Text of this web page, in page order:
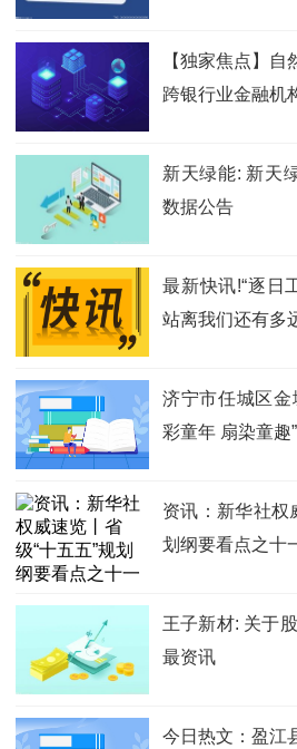
【独家焦点】
跨银行业金融机
新天绿能: 新天
数据公告
最新快讯!“逐日
站离我们还有多
济宁市任城区金
彩童年 扇染童趣
资讯：新华社权
划纲要看点之十
王子新材: 关于
最资讯
今日热文：盈江